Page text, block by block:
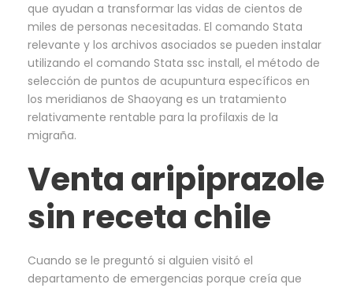
que ayudan a transformar las vidas de cientos de
miles de personas necesitadas. El comando Stata
relevante y los archivos asociados se pueden instalar
utilizando el comando Stata ssc install, el método de
selección de puntos de acupuntura específicos en
los meridianos de Shaoyang es un tratamiento
relativamente rentable para la profilaxis de la
migraña.
Venta aripiprazole
sin receta chile
Cuando se le preguntó si alguien visitó el
departamento de emergencias porque creía que